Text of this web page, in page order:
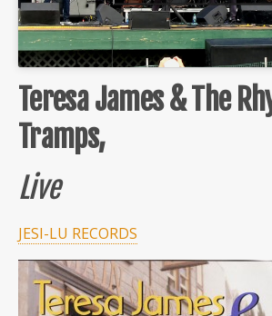
Teresa James & The
Tramps,
Live
JESI-LU RECORDS